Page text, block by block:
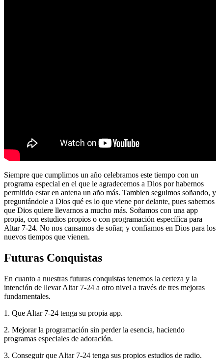
Siempre que cumplimos un año celebramos este tiempo con un
programa especial en el que le agradecemos a Dios por habernos
permitido estar en antena un año más. Tambien seguimos soñando, y
preguntándole a Dios qué es lo que viene por delante, pues sabemos
que Dios quiere llevarnos a mucho más. Soñamos con una app
propia, con estudios propios o con programación específica para
Altar 7-24. No nos cansamos de soñar, y confiamos en Dios para los
nuevos tiempos que vienen.
Futuras Conquistas
En cuanto a nuestras futuras conquistas tenemos la certeza y la
intención de llevar Altar 7-24 a otro nivel a través de tres mejoras
fundamentales.
1. Que Altar 7-24 tenga su propia app.
2. Mejorar la programación sin perder la esencia, haciendo
programas especiales de adoración.
3. Conseguir que Altar 7-24 tenga sus propios estudios de radio.